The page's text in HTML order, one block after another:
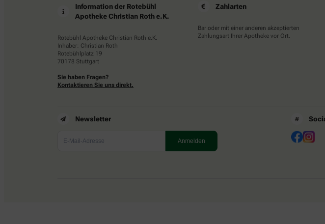
Information der Rotebühl
Apotheke Christian Roth e.K.
Rotebühl Apotheke Christian Roth e.K.
Inhaber: Christian Roth
Rotebühlplatz 19
70178 Stuttgart
Sie haben Fragen?
Kontaktieren Sie uns direkt.
Zahlarten
Bar oder mit einer anderen akzeptierten
Zahlungsart Ihrer Apotheke vor Ort.
Newsletter